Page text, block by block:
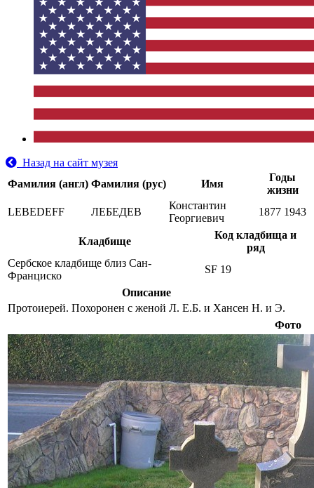
Назад на сайт музея
Фамилия (англ) Фамилия (рус) Имя
Годы
жизни
LEBEDEFF
ЛЕБЕДЕВ
Константин
Георгиевич
1877 1943
Кладбище
Код кладбища и
ряд
Сербское кладбище близ Сан-
Франциско
SF 19
Описание
Протоиерей. Похоронен с женой Л. Е.Б. и Хансен Н. и Э.
Фото